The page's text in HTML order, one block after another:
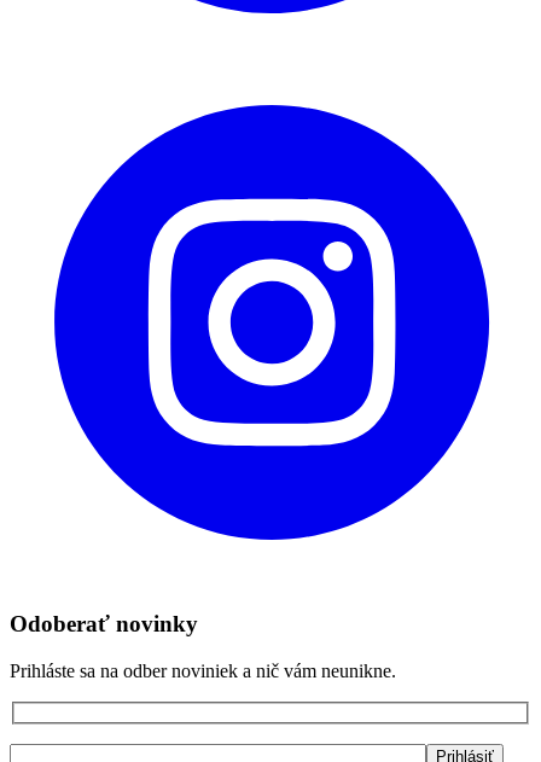
Odoberať novinky
Prihláste sa na odber noviniek a nič vám neunikne.